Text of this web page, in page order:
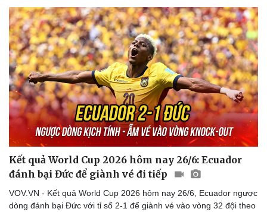
Doanh nghiệp 24h
Doanh nhân
Vì cộng đồng
Tin Công nghệ
Trải nghiệm
Chuyển đổi số
Kết quả World Cup 2026 hôm nay 26/6: Ecuador
đánh bại Đức để giành vé đi tiếp
VOV.VN - Kết quả World Cup 2026 hôm nay 26/6, Ecuador ngược
dòng đánh bại Đức với tỉ số 2-1 để giành vé vào vòng 32 đội theo